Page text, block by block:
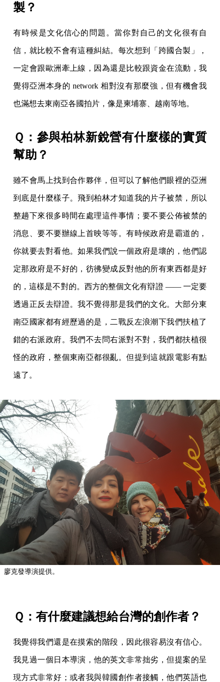
製？
有時候是文化信心的問題。當你對自己的文化很有自
信，就比較不會有這種糾結。每次想到「跨國合製」，
一定會跟歐洲牽上線，因為還是比較跟資金在流動，我
覺得亞洲本身的 network 相對沒有那麼強，但有機會我
也滿想去東南亞各國拍片，像是柬埔寨、越南等地。
Ｑ：參與柏林新銳營有什麼樣的實質
幫助？
雖不會馬上找到合作夥伴，但可以了解他們眼裡的亞洲
到底是什麼樣子。飛到柏林才知道我的片子被禁，所以
整趟下來很多時間在處理這件事情；要不要公佈被禁的
消息、要不要辦線上首映等等。有時候政府是霸道的，
你就要去對看他。如果我們說一個政府是壞的，他們認
定那政府是不好的，彷彿變成反對他的所有東西都是好
的，這樣是不對的。西方的整個文化有辯證 —— 一定要
透過正反去辯證。我不覺得那是我們的文化。大部分東
南亞國家都有經歷過的是，二戰反左浪潮下我們扶植了
錯的右派政府。我們不去問右派對不對，我們都扶植很
怪的政府，整個東南亞都很亂。但提到這就跟電影有點
遠了。
廖克發導演提供。
Ｑ：有什麼建議想給台灣的創作者？
我覺得我們還是在摸索的階段，因此很容易沒有信心。
我見過一個日本導演，他的英文非常拙劣，但提案的呈
現方式非常好；或者我與韓國創作者接觸，他們英語也